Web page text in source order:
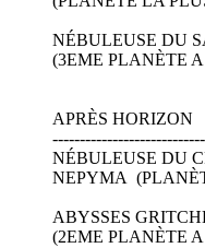
NÉBULEUSE DU
(3EME PLANÈTE
APRÈS HORIZON
NÉBULEUSE DU
NEPYMA
ABYSSES
(2EME PLANÈTE